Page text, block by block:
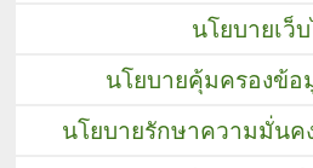
นโยบายเว็
นโยบายคุ้มครองข้
นโยบายรักษาความมั่นค